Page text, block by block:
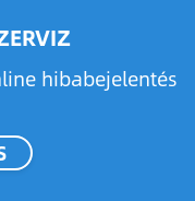
hibabejelentés